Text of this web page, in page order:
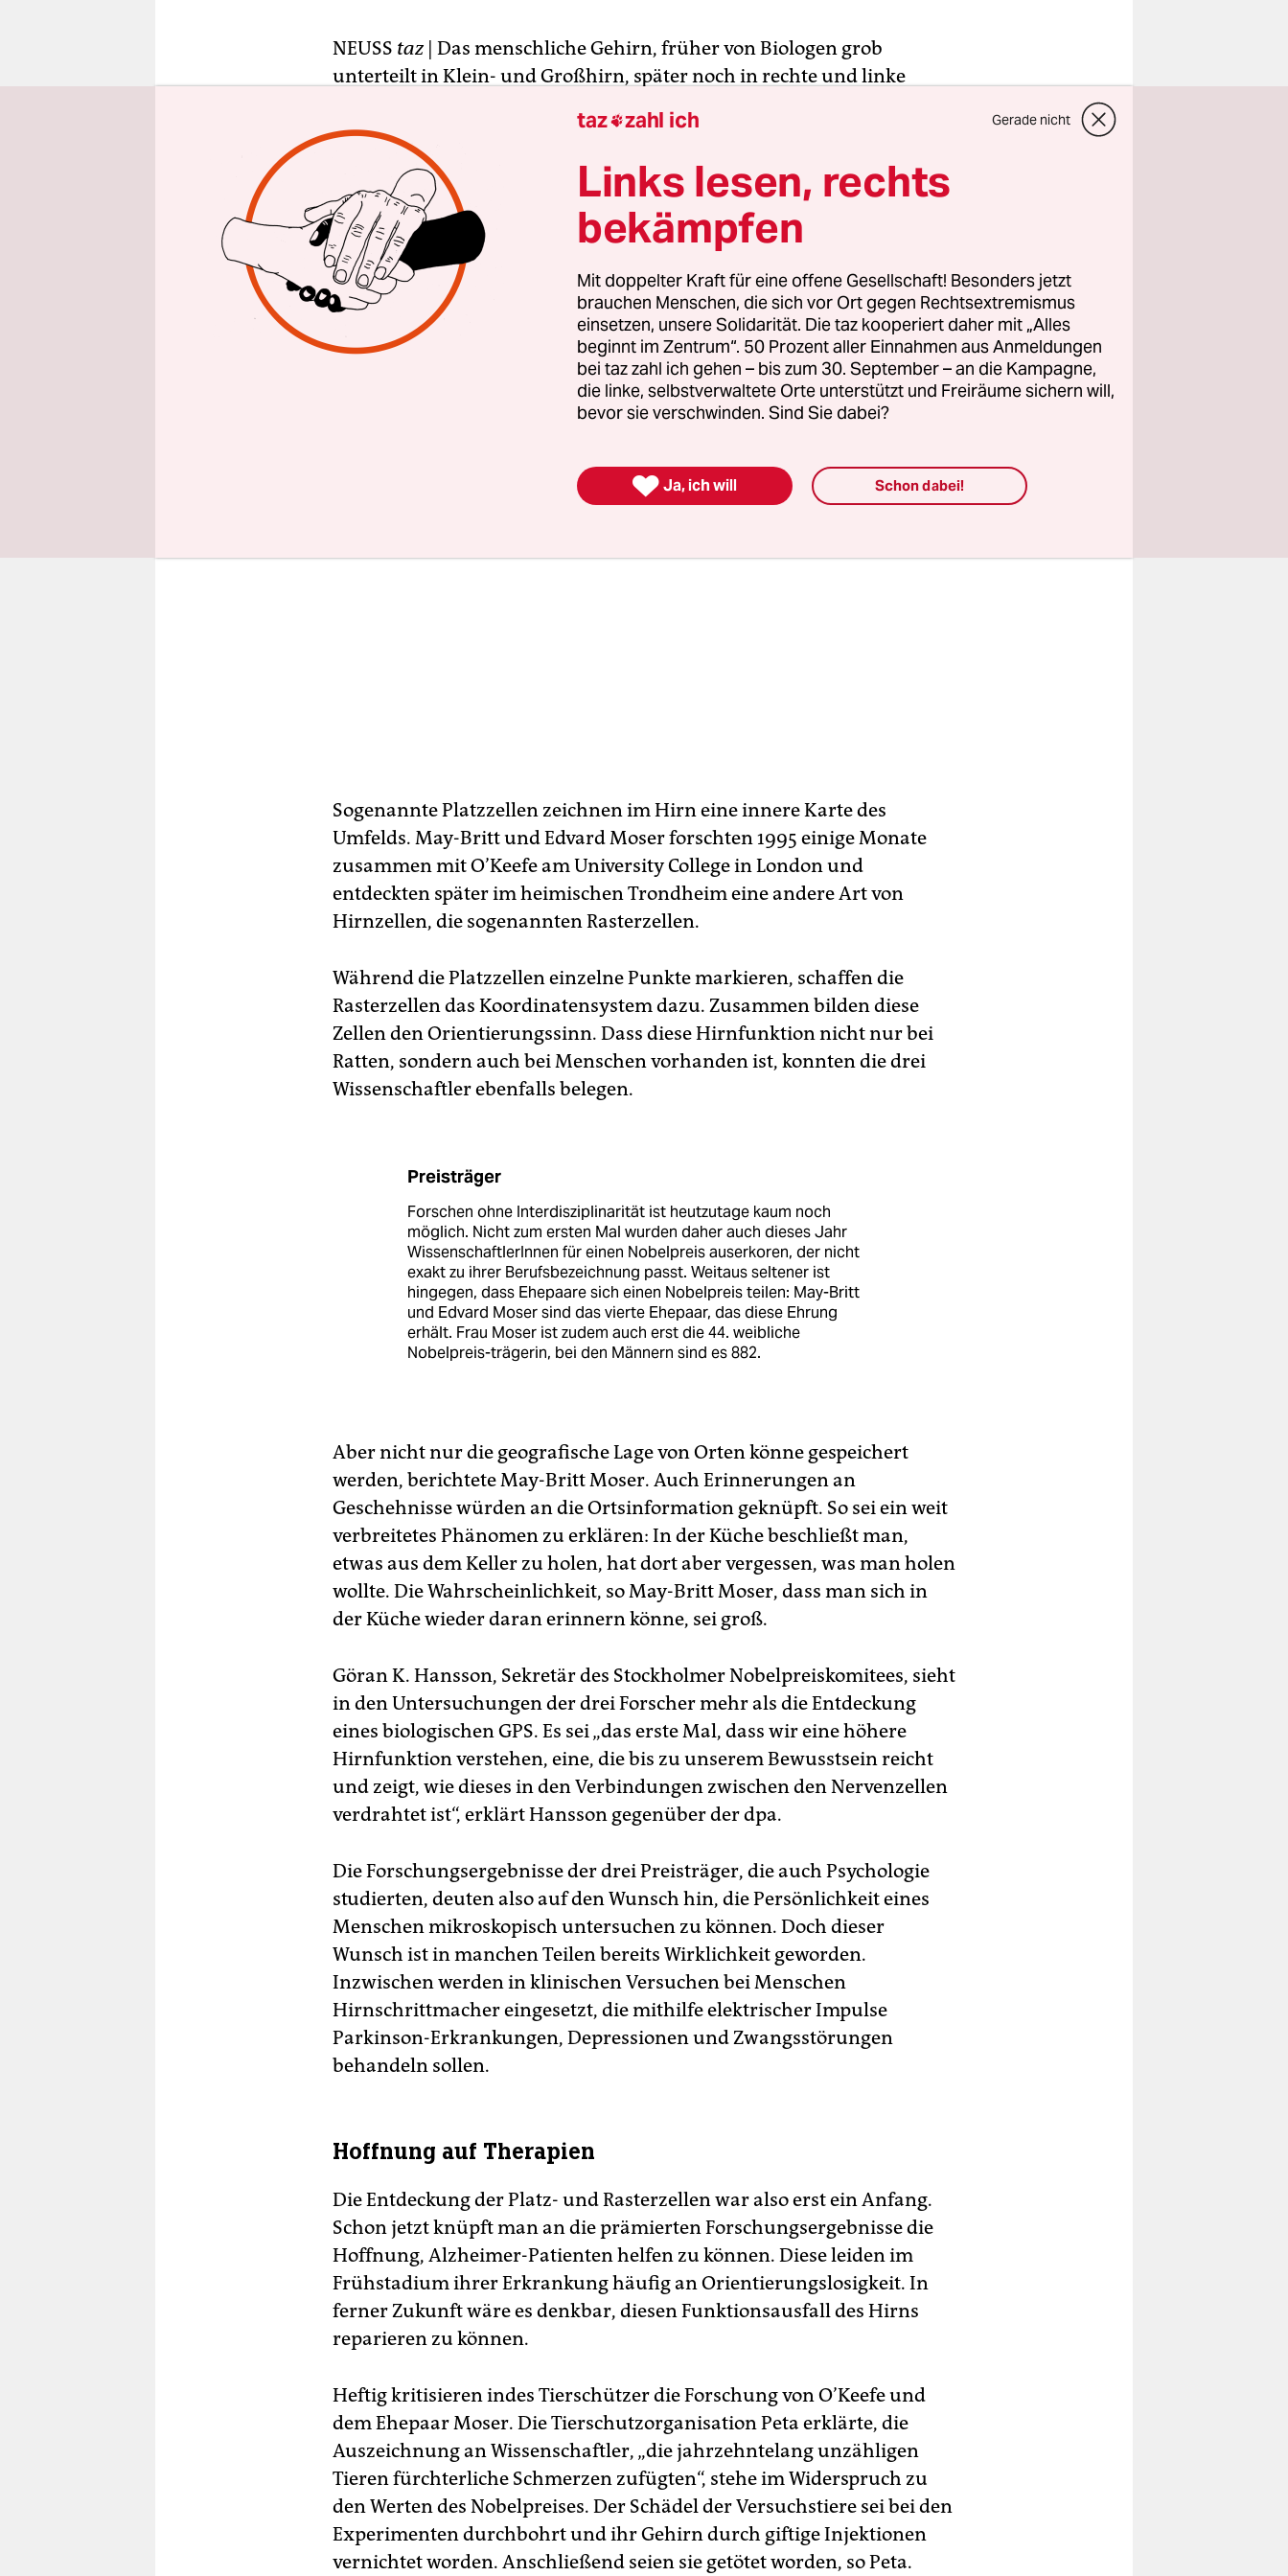
NEUSS taz | Das menschliche Gehirn, früher von Biologen grob
unterteilt in Klein- und Großhirn, später noch in rechte und linke
wissenschaftlicher Untersuchungen. So wundert es nicht, dass der
diesjährigeNobelpreis für Medizin
wird. Der gebürtige US-Amerikaner John O’Keefe (74) und das
norwegische Ehepaar May-Britt (51) und Edvard Moser (52) sind wegen
ihren Forschungen zum Orientierungssinn vom Nobelpreiskomitee
ausgewählt worden.
Schon 1971 entdeckte O’Keefe bei Tierversuchen, dass bestimmte Areale
im Hirn einer Ratte aktiv werden, wenn sie sich an einem bestimmten
Ort ihrer Behausung befindet, andere Areale, wenn sie ihren Standort
Sogenannte Platzzellen zeichnen im Hirn eine innere Karte des
Umfelds. May-Britt und Edvard Moser forschten 1995 einige Monate
zusammen mit O’Keefe am University College in London und
entdeckten später im heimischen Trondheim eine andere Art von
Hirnzellen, die sogenannten Rasterzellen.
Während die Platzzellen einzelne Punkte markieren, schaffen die
Rasterzellen das Koordinatensystem dazu. Zusammen bilden diese
Zellen den Orientierungssinn. Dass diese Hirnfunktion nicht nur bei
Ratten, sondern auch bei Menschen vorhanden ist, konnten die drei
Wissenschaftler ebenfalls belegen.
Preisträger
Forschen ohne Interdisziplinarität ist heutzutage kaum noch
möglich. Nicht zum ersten Mal wurden daher auch dieses Jahr
WissenschaftlerInnen für einen Nobelpreis auserkoren, der nicht
exakt zu ihrer Berufsbezeichnung passt. Weitaus seltener ist
hingegen, dass Ehepaare sich einen Nobelpreis teilen: May-Britt
und Edvard Moser sind das vierte Ehepaar, das diese Ehrung
erhält. Frau Moser ist zudem auch erst die 44. weibliche
Nobelpreis-trägerin, bei den Männern sind es 882.
Aber nicht nur die geografische Lage von Orten könne gespeichert
werden, berichtete May-Britt Moser. Auch Erinnerungen an
Geschehnisse würden an die Ortsinformation geknüpft. So sei ein weit
verbreitetes Phänomen zu erklären: In der Küche beschließt man,
etwas aus dem Keller zu holen, hat dort aber vergessen, was man holen
wollte. Die Wahrscheinlichkeit, so May-Britt Moser, dass man sich in
der Küche wieder daran erinnern könne, sei groß.
Göran K. Hansson, Sekretär des Stockholmer Nobelpreiskomitees, sieht
in den Untersuchungen der drei Forscher mehr als die Entdeckung
eines biologischen GPS. Es sei „das erste Mal, dass wir eine höhere
Hirnfunktion verstehen, eine, die bis zu unserem Bewusstsein reicht
und zeigt, wie dieses in den Verbindungen zwischen den Nervenzellen
verdrahtet ist“, erklärt Hansson gegenüber der dpa.
Die Forschungsergebnisse der drei Preisträger, die auch Psychologie
studierten, deuten also auf den Wunsch hin, die Persönlichkeit eines
Menschen mikroskopisch untersuchen zu können. Doch dieser
Wunsch ist in manchen Teilen bereits Wirklichkeit geworden.
Inzwischen werden in klinischen Versuchen bei Menschen
Hirnschrittmacher eingesetzt, die mithilfe elektrischer Impulse
Parkinson-Erkrankungen, Depressionen und Zwangsstörungen
behandeln sollen.
Hoffnung auf Therapien
Die Entdeckung der Platz- und Rasterzellen war also erst ein Anfang.
Schon jetzt knüpft man an die prämierten Forschungsergebnisse die
Hoffnung, Alzheimer-Patienten helfen zu können. Diese leiden im
Frühstadium ihrer Erkrankung häufig an Orientierungslosigkeit. In
ferner Zukunft wäre es denkbar, diesen Funktionsausfall des Hirns
reparieren zu können.
Heftig kritisieren indes Tierschützer die Forschung von O’Keefe und
dem Ehepaar Moser. Die Tierschutzorganisation Peta erklärte, die
Auszeichnung an Wissenschaftler, „die jahrzehntelang unzähligen
Tieren fürchterliche Schmerzen zufügten“, stehe im Widerspruch zu
den Werten des Nobelpreises. Der Schädel der Versuchstiere sei bei den
Experimenten durchbohrt und ihr Gehirn durch giftige Injektionen
vernichtet worden. Anschließend seien sie getötet worden, so Peta.
taz zahl ich Gerade nicht
Links lesen, rechts
bekämpfen
Mit doppelter Kraft für eine offene Gesellschaft! Besonders jetzt
brauchen Menschen, die sich vor Ort gegen Rechtsextremismus
einsetzen, unsere Solidarität. Die taz kooperiert daher mit „Alles
beginnt im Zentrum“. 50 Prozent aller Einnahmen aus Anmeldungen
bei taz zahl ich gehen – bis zum 30. September – an die Kampagne,
die linke, selbstverwaltete Orte unterstützt und Freiräume sichern will,
bevor sie verschwinden. Sind Sie dabei?
 Ja, ich will Schon dabei!